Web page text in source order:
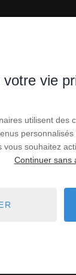
à
vie
utilisent des
vous souhaitez
Continuer sans